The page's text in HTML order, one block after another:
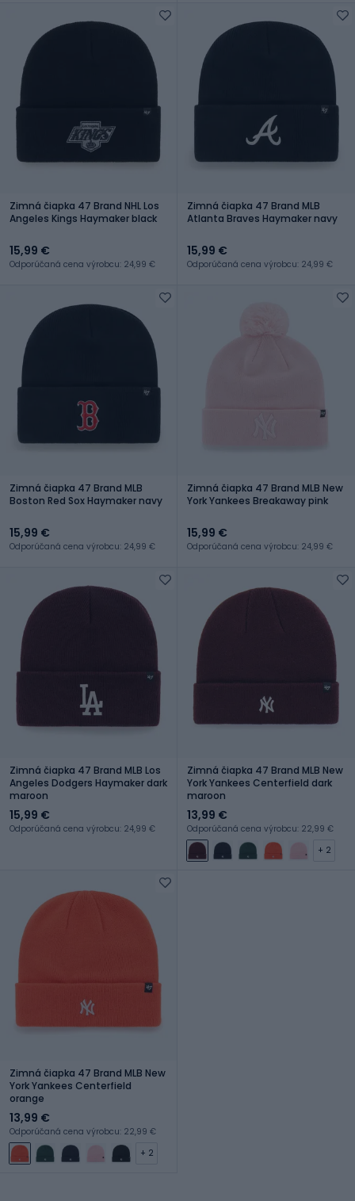
Zimná čiapka 47 Brand NHL Los
Angeles Kings Haymaker black
15,99 €
Odporúčaná cena výrobcu: 24,99 €
Zimná čiapka 47 Brand MLB
Atlanta Braves Haymaker navy
15,99 €
Odporúčaná cena výrobcu: 24,99 €
Zimná čiapka 47 Brand MLB
Boston Red Sox Haymaker navy
15,99 €
Odporúčaná cena výrobcu: 24,99 €
Zimná čiapka 47 Brand MLB New
York Yankees Breakaway pink
15,99 €
Odporúčaná cena výrobcu: 24,99 €
Zimná čiapka 47 Brand MLB Los
Angeles Dodgers Haymaker dark
maroon
15,99 €
Odporúčaná cena výrobcu: 24,99 €
Zimná čiapka 47 Brand MLB New
York Yankees Centerfield dark
maroon
13,99 €
Odporúčaná cena výrobcu: 22,99 €
+ 2
Zimná čiapka 47 Brand MLB New
York Yankees Centerfield
orange
13,99 €
Odporúčaná cena výrobcu: 22,99 €
+ 2